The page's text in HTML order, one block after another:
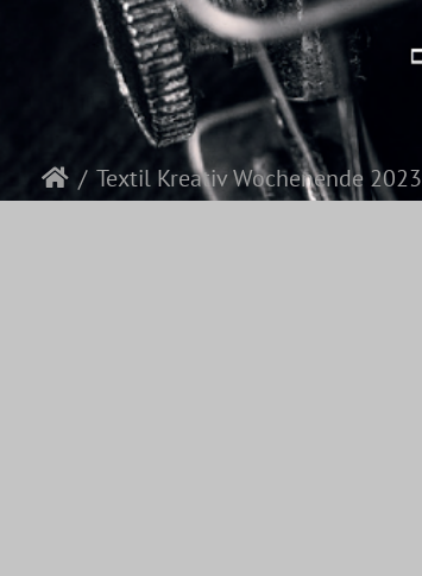
Textil Kreativ Wochenende 2023